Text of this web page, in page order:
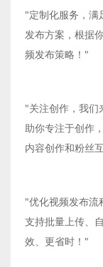
"定制化服务，满
发布方案，根据
频发布策略！"
"关注创作，我们
助你专注于创作
内容创作和粉丝
"优化视频发布流
支持批量上传、
效、更省时！"